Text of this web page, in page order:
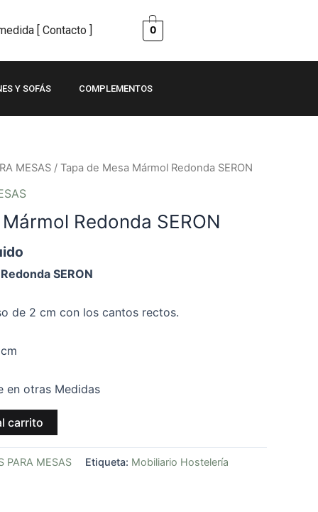
[ Contacto ] 0
Y SOFÁS COMPLEMENTOS
MESAS / Tapa de Mesa Mármol Redonda SERON
Redonda SERON
SERON
de 2 cm con los cantos rectos.
en otras Medidas
carrito
PARA MESAS Etiqueta: Mobiliario Hostelería